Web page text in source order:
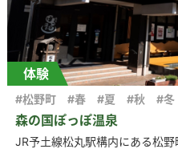
体験
森の国ぽっぽ温泉
#松野町 #春 #夏 #秋 #冬
JR予土線松丸駅構内にある松